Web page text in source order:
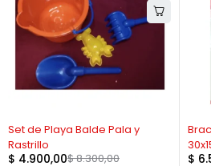
Set de Playa Balde Pala y
Rastrillo
$8.300,00
$ 4.900,00 $